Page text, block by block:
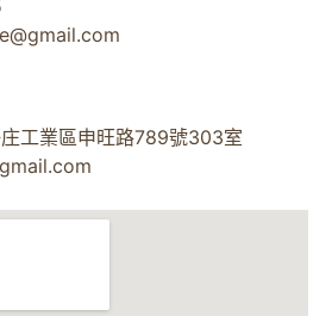
工業區申旺路789號303室